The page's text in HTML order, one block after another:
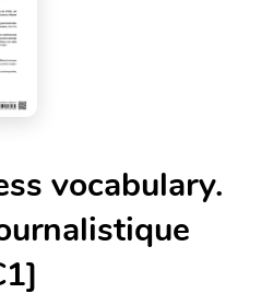
vocabulary.